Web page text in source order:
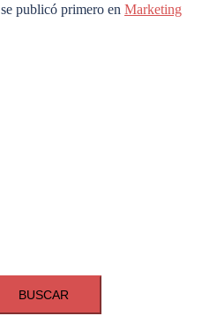
se publicó primero en Marketing
BUSCAR